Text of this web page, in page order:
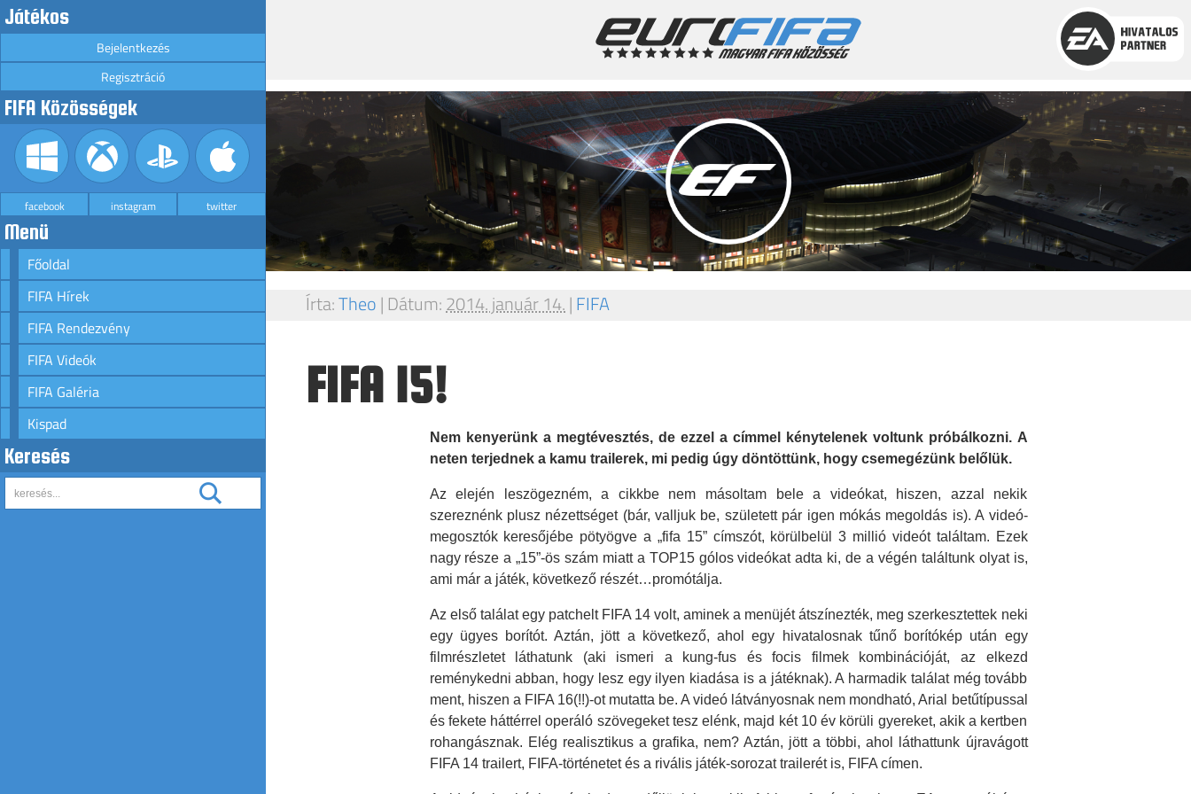
Játékos
Bejelentkezés
Regisztráció
FIFA Közösségek
facebook instagram twitter
Menü
Főoldal
FIFA Hírek
FIFA Rendezvény
FIFA Videók
FIFA Galéria
Kispad
Keresés
Írta:Theo| Dátum:2014. január 14.|FIFA
FIFA 15!
Nem kenyerünk a megtévesztés, de ezzel a címmel kénytelenek voltunk próbálkozni. A
neten terjednek a kamu trailerek, mi pedig úgy döntöttünk, hogy csemegézünk belőlük.
Az elején leszögezném, a cikkbe nem másoltam bele a videókat, hiszen, azzal nekik
szereznénk plusz nézettséget (bár, valljuk be, született pár igen mókás megoldás is). A videó-
megosztók keresőjébe pötyögve a „fifa 15” címszót, körülbelül 3 millió videót találtam. Ezek
nagy része a „15”-ös szám miatt a TOP15 gólos videókat adta ki, de a végén találtunk olyat is,
ami már a játék, következő részét…promótálja.
Az első találat egy patchelt FIFA 14 volt, aminek a menüjét átszínezték, meg szerkesztettek neki
egy ügyes borítót. Aztán, jött a következő, ahol egy hivatalosnak tűnő borítókép után egy
filmrészletet láthatunk (aki ismeri a kung-fus és focis filmek kombinációját, az elkezd
reménykedni abban, hogy lesz egy ilyen kiadása is a játéknak). A harmadik találat még tovább
ment, hiszen a FIFA 16(!!)-ot mutatta be. A videó látványosnak nem mondható, Arial betűtípussal
és fekete háttérrel operáló szövegeket tesz elénk, majd két 10 év körüli gyereket, akik a kertben
rohangásznak. Elég realisztikus a grafika, nem? Aztán, jött a többi, ahol láthattunk újravágott
FIFA 14 trailert, FIFA-történetet és a rivális játék-sorozat trailerét is, FIFA címen.